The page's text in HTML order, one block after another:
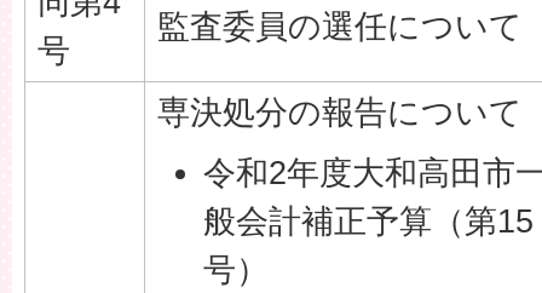
号
監査委員の選任について
専決処分の報告について
令和2年度大和高田市
般会計補正予算（第15
号）